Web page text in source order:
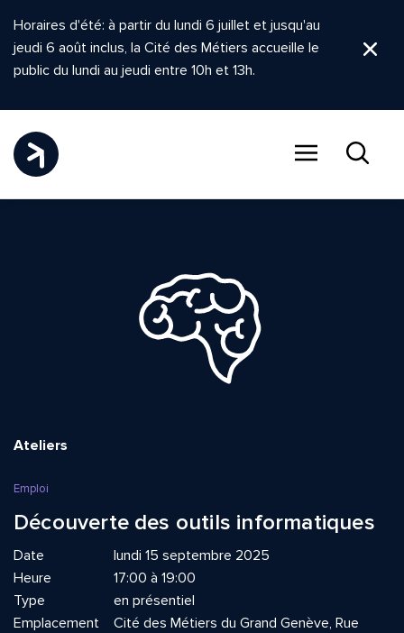
Horaires d'été: à partir du lundi 6 juillet et jusqu'au
jeudi 6 août inclus, la Cité des Métiers accueille le
public du lundi au jeudi entre 10h et 13h.
Ateliers
Emploi
Découverte des outils informatiques
Date
lundi 15 septembre 2025
Heure
17:00 à 19:00
Type
en présentiel
Emplacement
Cité des Métiers du Grand Genève, Rue